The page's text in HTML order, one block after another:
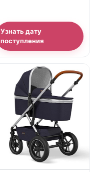
Узнать дату
поступления